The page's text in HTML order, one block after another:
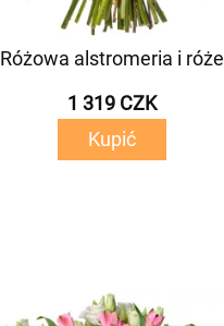
Różowa alstromeria i róże
1 319 CZK
Kupić